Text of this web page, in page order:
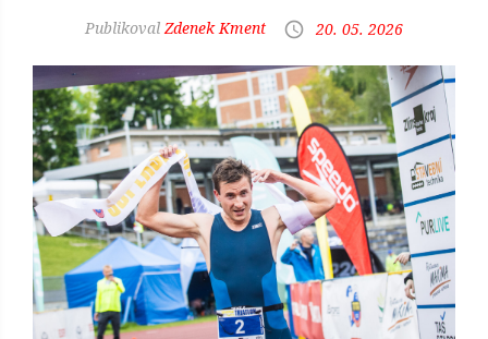
Zdenek Kment 20. 05. 2026